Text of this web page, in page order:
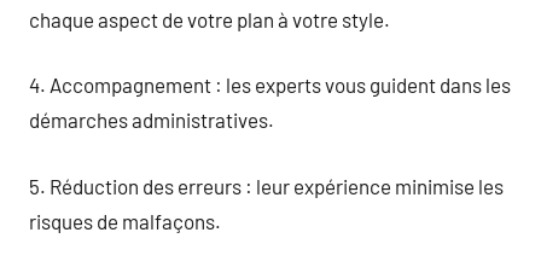
chaque aspect de votre plan à votre style.
4. Accompagnement : les experts vous guident dans les
démarches administratives.
5. Réduction des erreurs : leur expérience minimise les
risques de malfaçons.